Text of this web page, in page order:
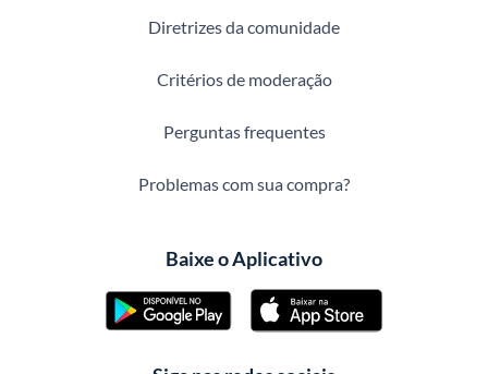
Diretrizes da comunidade
Critérios de moderação
Perguntas frequentes
Problemas com sua compra?
Baixe o Aplicativo